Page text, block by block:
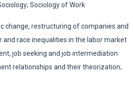
Sociology of Work
change, restructuring of companies and
race inequalities in the labor market
job seeking and job intermediation
relationships and their theorization;